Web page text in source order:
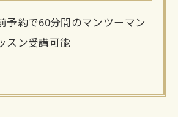
予約で60分間のマンツーマン
スン受講可能